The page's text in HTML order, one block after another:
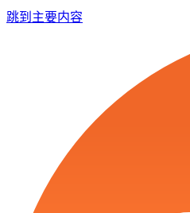
跳到主要内容